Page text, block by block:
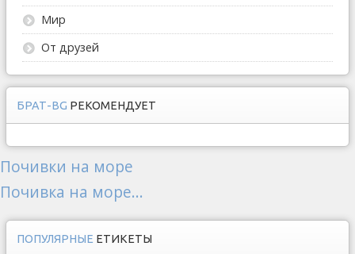
Мир
От друзей
БРАТ-BG РЕКОМЕНДУЕТ
Почивки на море
Почивка на море...
ПОПУЛЯРНЫЕ ЕТИКЕТЫ